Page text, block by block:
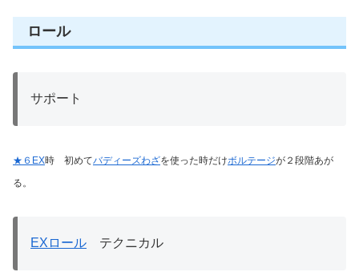
ロール
サポート
★６EX時 初めてバディーズわざを使った時だけボルテージが２段階あが
る。
EXロール テクニカル